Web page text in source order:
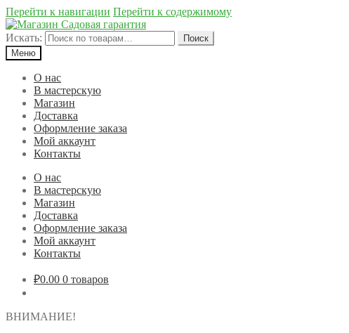
Перейти к навигации Перейти к содержимому
Искать:
Поиск
Меню
О нас
В мастерскую
Магазин
Доставка
Оформление заказа
Мой аккаунт
Контакты
О нас
В мастерскую
Магазин
Доставка
Оформление заказа
Мой аккаунт
Контакты
₽0.00 0 товаров
ВНИМАНИЕ!